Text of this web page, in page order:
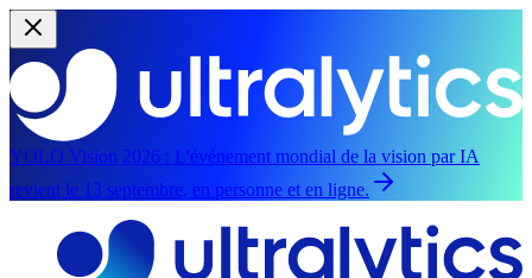
YOLO Vision 2026 : L'événement mondial de la vision par IA
revient le 13 septembre, en personne et en ligne.